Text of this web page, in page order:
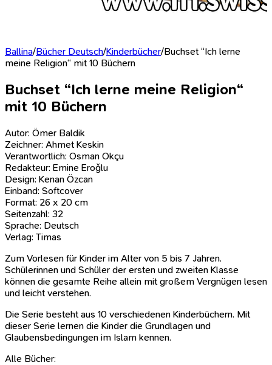
Ballina/Bücher Deutsch/Kinderbücher/Buchset “Ich lerne
meine Religion“ mit 10 Büchern
Buchset “Ich lerne meine Religion“
mit 10 Büchern
Autor: Ömer Baldik
Zeichner: Ahmet Keskin
Verantwortlich: Osman Okçu
Redakteur: Emine Eroǧlu
Design: Kenan Özcan
Einband: Softcover
Format: 26 x 20 cm
Seitenzahl: 32
Sprache: Deutsch
Verlag: Timas
Zum Vorlesen für Kinder im Alter von 5 bis 7 Jahren.
Schülerinnen und Schüler der ersten und zweiten Klasse
können die gesamte Reihe allein mit großem Vergnügen lesen
und leicht verstehen.
Die Serie besteht aus 10 verschiedenen Kinderbüchern. Mit
dieser Serie lernen die Kinder die Grundlagen und
Glaubensbedingungen im Islam kennen.
Alle Bücher: